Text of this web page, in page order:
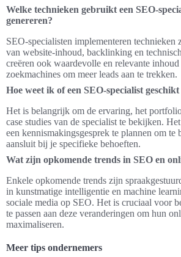
Welke technieken gebruikt een SEO-
genereren?
SEO-specialisten implementeren technieken
van website-inhoud, backlinking en
creëren ook waardevolle en relevante
zoekmachines om meer leads aan te trekken.
Hoe weet ik of een SEO-specialist
Het is belangrijk om de ervaring, het
case studies van de specialist te bekijken.
een kennismakingsgesprek te plannen om te
aansluit bij je specifieke behoeften.
Wat zijn opkomende trends in SEO en
Enkele opkomende trends zijn
in kunstmatige intelligentie en machine
sociale media op SEO. Het is cruciaal voor
te passen aan deze veranderingen om hun
maximaliseren.
Meer tips ondernemers